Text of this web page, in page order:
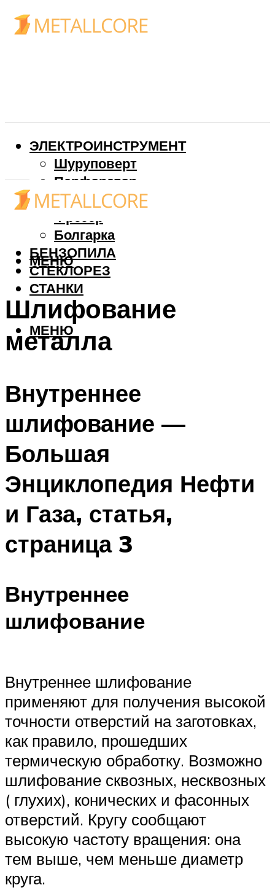
ЭЛЕКТРОИНСТРУМЕНТ
Шуруповерт
Перфоратор
Дрель
Фрезер
Болгарка
БЕНЗОПИЛА
СТЕКЛОРЕЗ
СТАНКИ
МЕНЮ
МЕНЮ
Шлифование
металла
Внутреннее
шлифование —
Большая
Энциклопедия Нефти
и Газа, статья,
страница 3
Внутреннее
шлифование
Внутреннее шлифование
применяют для получения высокой
точности отверстий на заготовках,
как правило, прошедших
термическую обработку. Возможно
шлифование сквозных, несквозных
( глухих), конических и фасонных
отверстий. Кругу сообщают
высокую частоту вращения: она
тем выше, чем меньше диаметр
круга.